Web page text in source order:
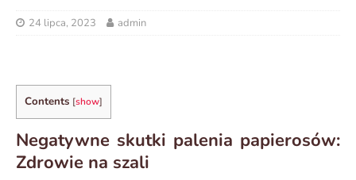
24 lipca, 2023 admin
Contents [show]
Negatywne skutki palenia papierosów:
Zdrowie na szali